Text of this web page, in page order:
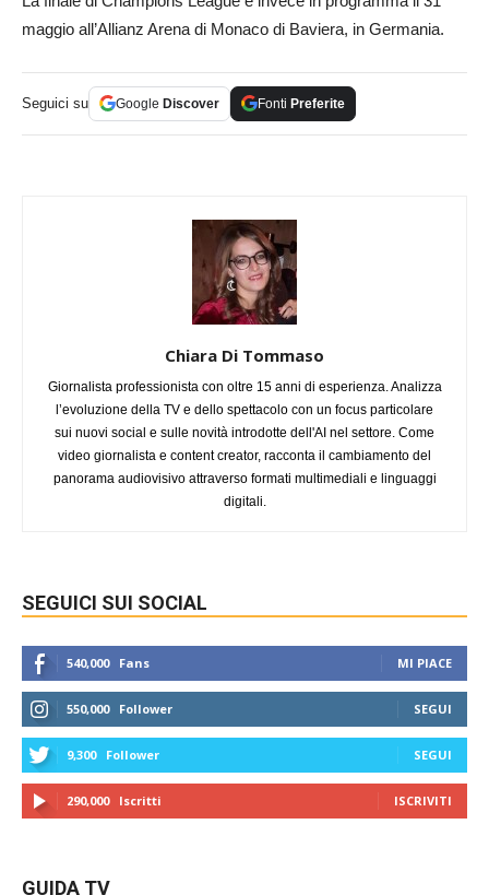
maggio all’Allianz Arena di Monaco di Baviera, in Germania.
Seguici su Google Discover Fonti Preferite
Chiara Di Tommaso
Giornalista professionista con oltre 15 anni di esperienza. Analizza
l’evoluzione della TV e dello spettacolo con un focus particolare
sui nuovi social e sulle novità introdotte dell'AI nel settore. Come
video giornalista e content creator, racconta il cambiamento del
panorama audiovisivo attraverso formati multimediali e linguaggi
digitali.
SEGUICI SUI SOCIAL
540,000 Fans MI PIACE
550,000 Follower SEGUI
9,300 Follower SEGUI
290,000 Iscritti ISCRIVITI
GUIDA TV